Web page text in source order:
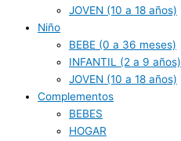
JOVEN (10 a 18 años)
Niño
BEBE (0 a 36 meses)
INFANTIL (2 a 9 años)
JOVEN (10 a 18 años)
Complementos
BEBES
HOGAR